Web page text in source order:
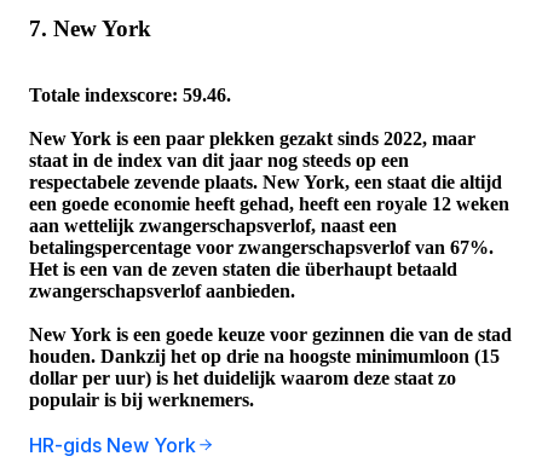
7. New York
Totale indexscore: 59.46.
New York is een paar plekken gezakt sinds 2022, maar
staat in de index van dit jaar nog steeds op een
respectabele zevende plaats. New York, een staat die altijd
een goede economie heeft gehad, heeft een royale 12 weken
aan wettelijk zwangerschapsverlof, naast een
betalingspercentage voor zwangerschapsverlof van 67%.
Het is een van de zeven staten die überhaupt betaald
zwangerschapsverlof aanbieden.
New York is een goede keuze voor gezinnen die van de stad
houden. Dankzij het op drie na hoogste minimumloon (15
dollar per uur) is het duidelijk waarom deze staat zo
populair is bij werknemers.
HR-gids New York